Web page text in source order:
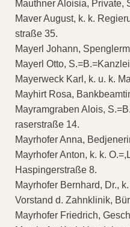
Mauthner Aloisia, Private,
Maver August, k. k.
straße 35.
Mayerl Johann,
Mayerl Otto,
Mayerweck Karl, k. u. k.
Mayhirt Rosa,
Mayramgraben Alois,
raserstraße 14.
Mayrhofer Anna,
Mayrhofer Anton, k. k.
Haspingerstraße 8.
Mayrhofer Bernhard, Dr.,
Vorstand d. Zahnklinik,
Mayrhofer Friedrich,